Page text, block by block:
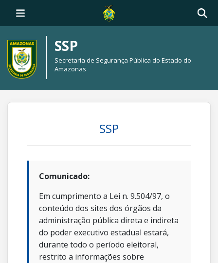
SSP
Secretaria de Segurança Pública do Estado do
Amazonas
SSP
Comunicado:
Em cumprimento a Lei n. 9.504/97, o
conteúdo dos sites dos órgãos da
administração pública direta e indireta
do poder executivo estadual estará,
durante todo o período eleitoral,
restrito a informações sobre